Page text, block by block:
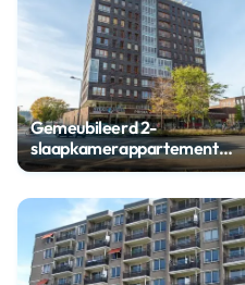
Gemeubileerd 2-
slaapkamerappartement
centrum Enschede